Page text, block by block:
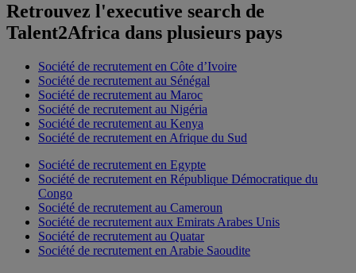
Retrouvez l'executive search de
Talent2Africa dans plusieurs pays
Société de recrutement en Côte d’Ivoire
Société de recrutement au Sénégal
Société de recrutement au Maroc
Société de recrutement au Nigéria
Société de recrutement au Kenya
Société de recrutement en Afrique du Sud
Société de recrutement en Egypte
Société de recrutement en République Démocratique du
Congo
Société de recrutement au Cameroun
Société de recrutement aux Emirats Arabes Unis
Société de recrutement au Quatar
Société de recrutement en Arabie Saoudite